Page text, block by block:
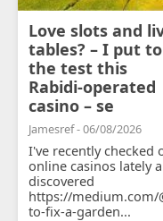
Love slots and
tables? – I put to
the test this
Rabidi-operated
casino – se
Jamesref - 06/08/2026
I've recently checked
online casinos lately
discovered
https://medium.com/
to-fix-a-garden...